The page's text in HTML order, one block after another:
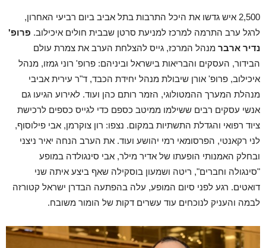
2,500 איש גדשו את היכל התרבות בתל אביב ביום רביעי האחרון,
לרגל ערב התרמה למרכז למניעת סרטן שבבית חולים איכילוב. פרופ'
נדיר ארבר מנהל המרכז, גייס להצלחת הערב את צמרת עולם
הבידור, העסקים והבריאות בישראל וביניהם: פרופ' רוני גמזו, מנהל
איכילוב, פרופ' אורן שיבולת מנהל יחידת הכבד, ד"ר עירית אביבי
מנהלת המערך ההמטולוגי, הזמר רותם כהן ועוד. לאירוע הגיעו גם
אנשי עסקים רבים ששילמו ממיטב כספם כדי לגייס כספים לרכישת
ציוד רפואי והגדלת התשתיות במקום. נצפו: רון צוקרמן, אבי פילוסוף,
לני רקאנטי, הפרסומאי רמי יהושע ועוד. את הערב הנחה יאיר ניצני
ובחלק האמנותי הופעתו של אדיר מילר, אבי סינגולדה במופע
"סינגולה וחברים", ריטה ושמעון בוסקילה שאף ביצע איתה שני
דואטים. רגע לפני סיום המופע, עלה בהפתעה הבדרן ישראל קטורזה
לבמה והעניק לנוכחים עוד עשרים דקות של הומור משובח.